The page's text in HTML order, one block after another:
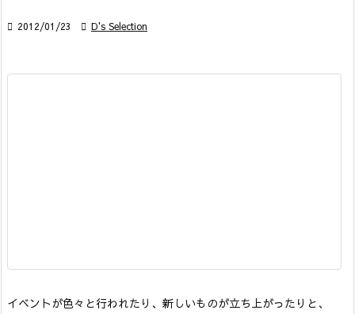
 2012/01/23  D's Selection
イベントが色々と行われたり、新しいものが立ち上がったりと、